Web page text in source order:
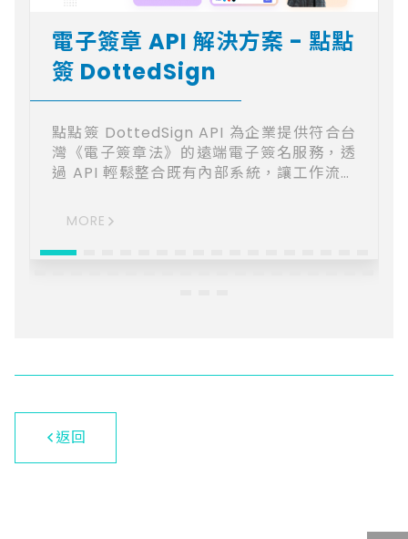
電子簽章 API 解決方案 - 點點
簽 DottedSign
點點簽 DottedSign API 為企業提供符合台
灣《電子簽章法》的遠端電子簽名服務，透
過 API 輕鬆整合既有內部系統，讓工作流程
簽至組織內部系統，優化文件電子簽署及管
提升企業營運效率。 ⬥嚴密保護文件安全：
檔。
MORE
返回